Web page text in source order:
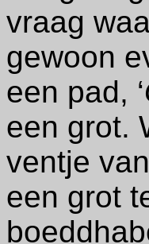
vraag
gewoon
een pad, ‘
een grot.
ventje
een grot